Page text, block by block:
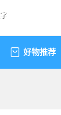
好物推荐